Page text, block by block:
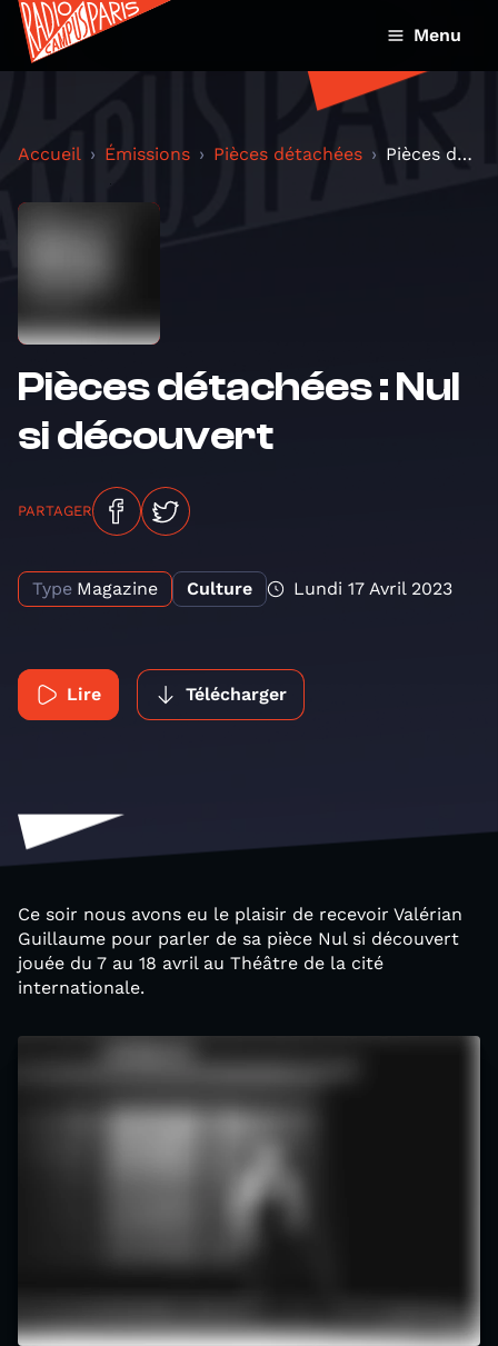
Menu
Accueil Émissions Pièces détachées Pièces détachées : Nul si découvert
Pièces détachées : Nul
si découvert
PARTAGER
Type Magazine Culture Lundi 17 Avril 2023
Lire Télécharger
Ce soir nous avons eu le plaisir de recevoir Valérian
Guillaume pour parler de sa pièce Nul si découvert
jouée du 7 au 18 avril au Théâtre de la cité
internationale.